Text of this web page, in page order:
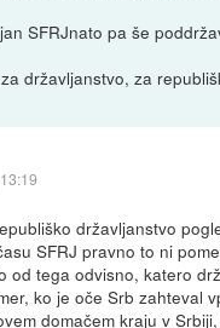
SFRJnato pa še
državljanstvo, za
državljanstvo
SFRJ pravno to ni
od tega odvisno, katero
ko je oče Srb zahteval
domačem kraju v